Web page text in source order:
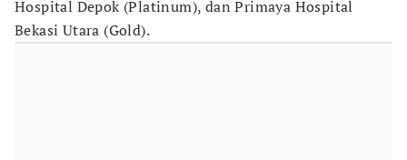
Hospital Depok (Platinum), dan Primaya Hospital
Bekasi Utara (Gold).